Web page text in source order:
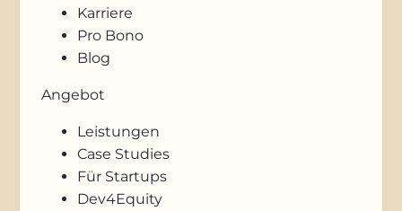
Karriere
Pro Bono
Blog
Angebot
Leistungen
Case Studies
Für Startups
Dev4Equity